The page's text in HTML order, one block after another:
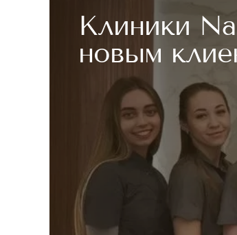
Клиники
новым